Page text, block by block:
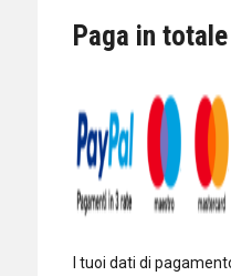
quantità
Paga in
I tuoi dati di